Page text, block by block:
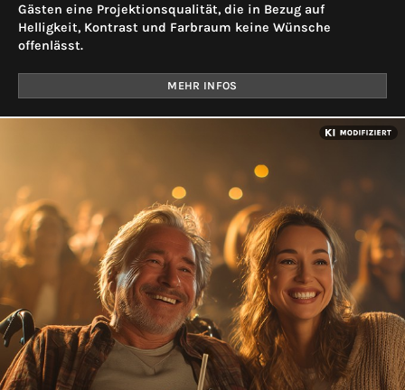
Gästen eine Projektionsqualität, die in Bezug auf
Helligkeit, Kontrast und Farbraum keine Wünsche
offenlässt.
MEHR INFOS